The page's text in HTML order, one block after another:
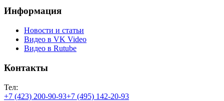
Информация
Новости и статьи
Видео в VK Video
Видео в Rutube
Контакты
Тел:
+7 (423) 200-90-93+7 (495) 142-20-93